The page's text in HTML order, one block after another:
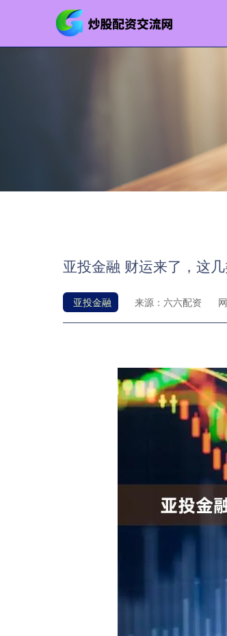
亚投金融 财运来了，这
亚投金融 来源：六六配资